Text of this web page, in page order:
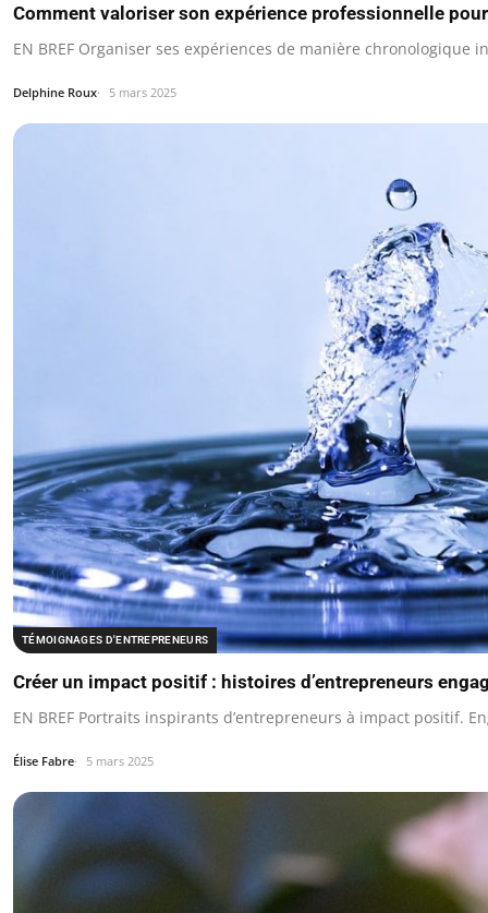
Comment valoriser son expérience professionnelle
EN BREF Organiser ses expériences de manière
Delphine Roux 5 mars 2025
TÉMOIGNAGES D'ENTREPRENEURS
Créer un impact positif : histoires d’entrepreneurs
EN BREF Portraits inspirants d’entrepreneurs à impact positif.
Élise Fabre 5 mars 2025